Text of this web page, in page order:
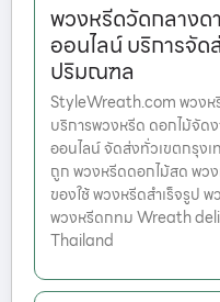
พวงหรีดวัดกลางด
ออนไลน์ บริการจัด
ปริมณฑล
StyleWreath.com พวงห
บริการพวงหรีด ดอกไม้จัด
ออนไลน์ จัดส่งทั่วเขตกรุง
ถูก พวงหรีดดอกไม้สด พว
ของใช้ พวงหรีดสำเร็จรูป
พวงหรีดกทม Wreath
Thailand